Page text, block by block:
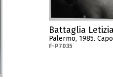
Battaglia Letizia
Palermo, 1985.
F-P7035